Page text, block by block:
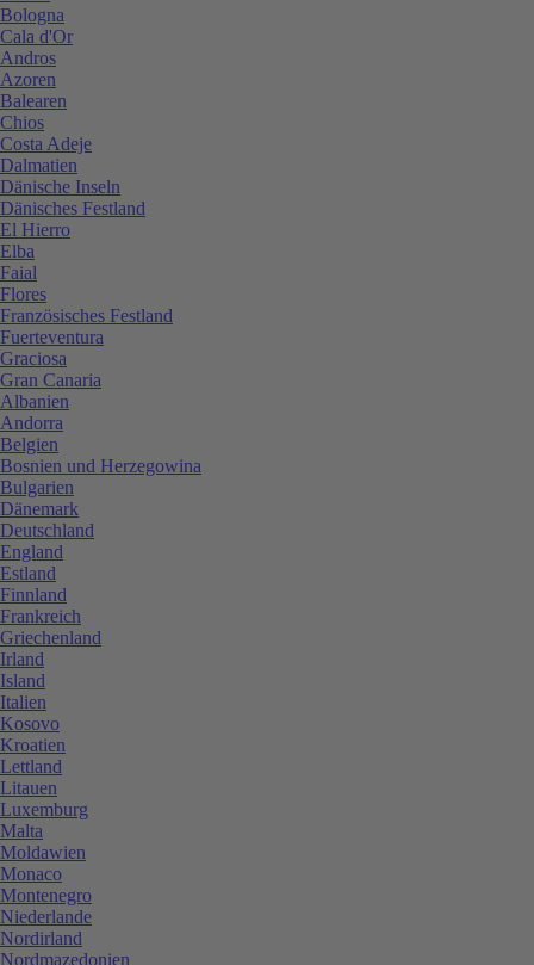
Bologna
Cala d'Or
Andros
Azoren
Balearen
Chios
Costa Adeje
Dalmatien
Dänische Inseln
Dänisches Festland
El Hierro
Elba
Faial
Flores
Französisches Festland
Fuerteventura
Graciosa
Gran Canaria
Albanien
Andorra
Belgien
Bosnien und Herzegowina
Bulgarien
Dänemark
Deutschland
England
Estland
Finnland
Frankreich
Griechenland
Irland
Island
Italien
Kosovo
Kroatien
Lettland
Litauen
Luxemburg
Malta
Moldawien
Monaco
Montenegro
Niederlande
Nordirland
Nordmazedonien